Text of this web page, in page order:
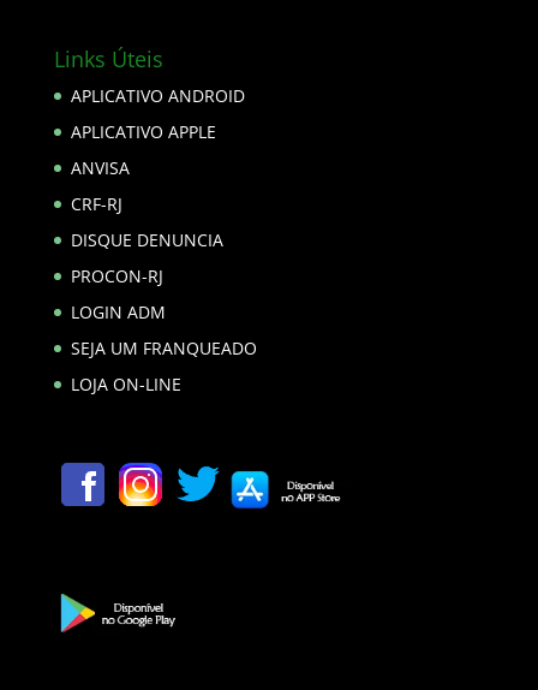
Links Úteis
APLICATIVO ANDROID
APLICATIVO APPLE
ANVISA
CRF-RJ
DISQUE DENUNCIA
PROCON-RJ
LOGIN ADM
SEJA UM FRANQUEADO
LOJA ON-LINE